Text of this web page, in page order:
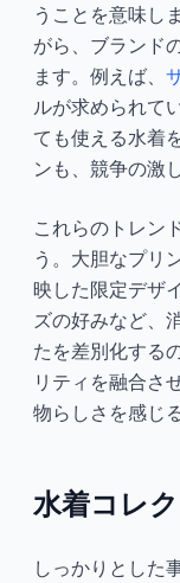
うことを意味し
がら、ブランド
ます。例えば、
ルが求められて
ても使える水着
ンも、競争の激
これらのトレン
う。大胆なプリ
映した限定デザ
ズの好みなど、
たを差別化する
リティを融合さ
物らしさを感じ
水着コレ
しっかりとした